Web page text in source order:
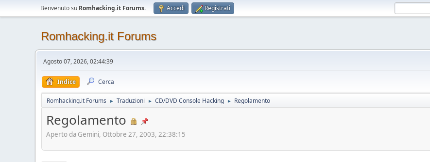
Benvenuto su Romhacking.it Forums. Accedi Registrati
Romhacking.it Forums
Agosto 07, 2026, 02:44:39
Indice Cerca
Romhacking.it Forums ► Traduzioni ► CD/DVD Console Hacking ► Regolamento
Regolamento
Aperto da Gemini, Ottobre 27, 2003, 22:38:15